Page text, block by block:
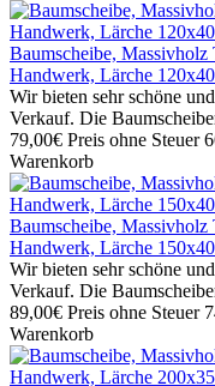
Baumscheibe, Massivholz
Handwerk, Lärche
Wir bieten sehr schöne
Verkauf. Die
79,00€ Preis ohne Steuer
Warenkorb
Baumscheibe, Massivholz
Handwerk, Lärche
Wir bieten sehr schöne
Verkauf. Die
89,00€ Preis ohne Steuer
Warenkorb